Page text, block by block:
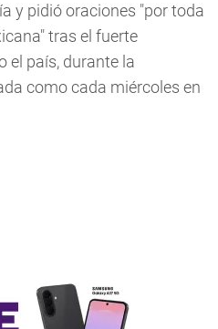
y pidió oraciones "por toda
tras el fuerte
el país, durante la
como cada miércoles en